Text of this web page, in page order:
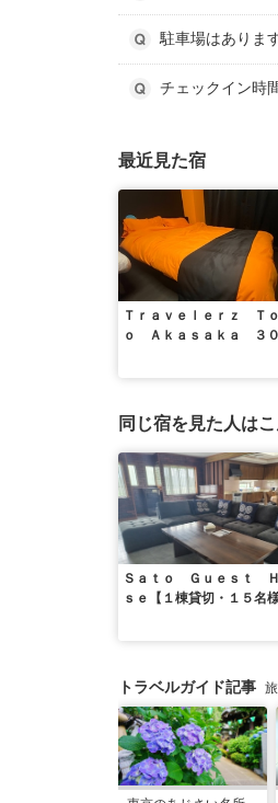
駐車場はありま
チェックイン時
最近見た宿
Ｔｒａｖｅｌｅｒｚ Ｔ
ｏ Ａｋａｓａｋａ ３
同じ宿を見た人は
Ｓａｔｏ Ｇｕｅｓｔ Ｈ
ｓｅ【１棟貸切・１５名
トラベルガイド記事